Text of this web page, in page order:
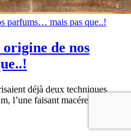
parfums… mais pas que..!
de nos
déjà deux techniques
l’une faisant macérer les